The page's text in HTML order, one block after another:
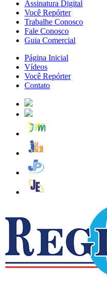
Assinatura Digital
Você Repórter
Trabalhe Conosco
Fale Conosco
Guia Comercial
Página Inicial
Vídeos
Você Repórter
Contato